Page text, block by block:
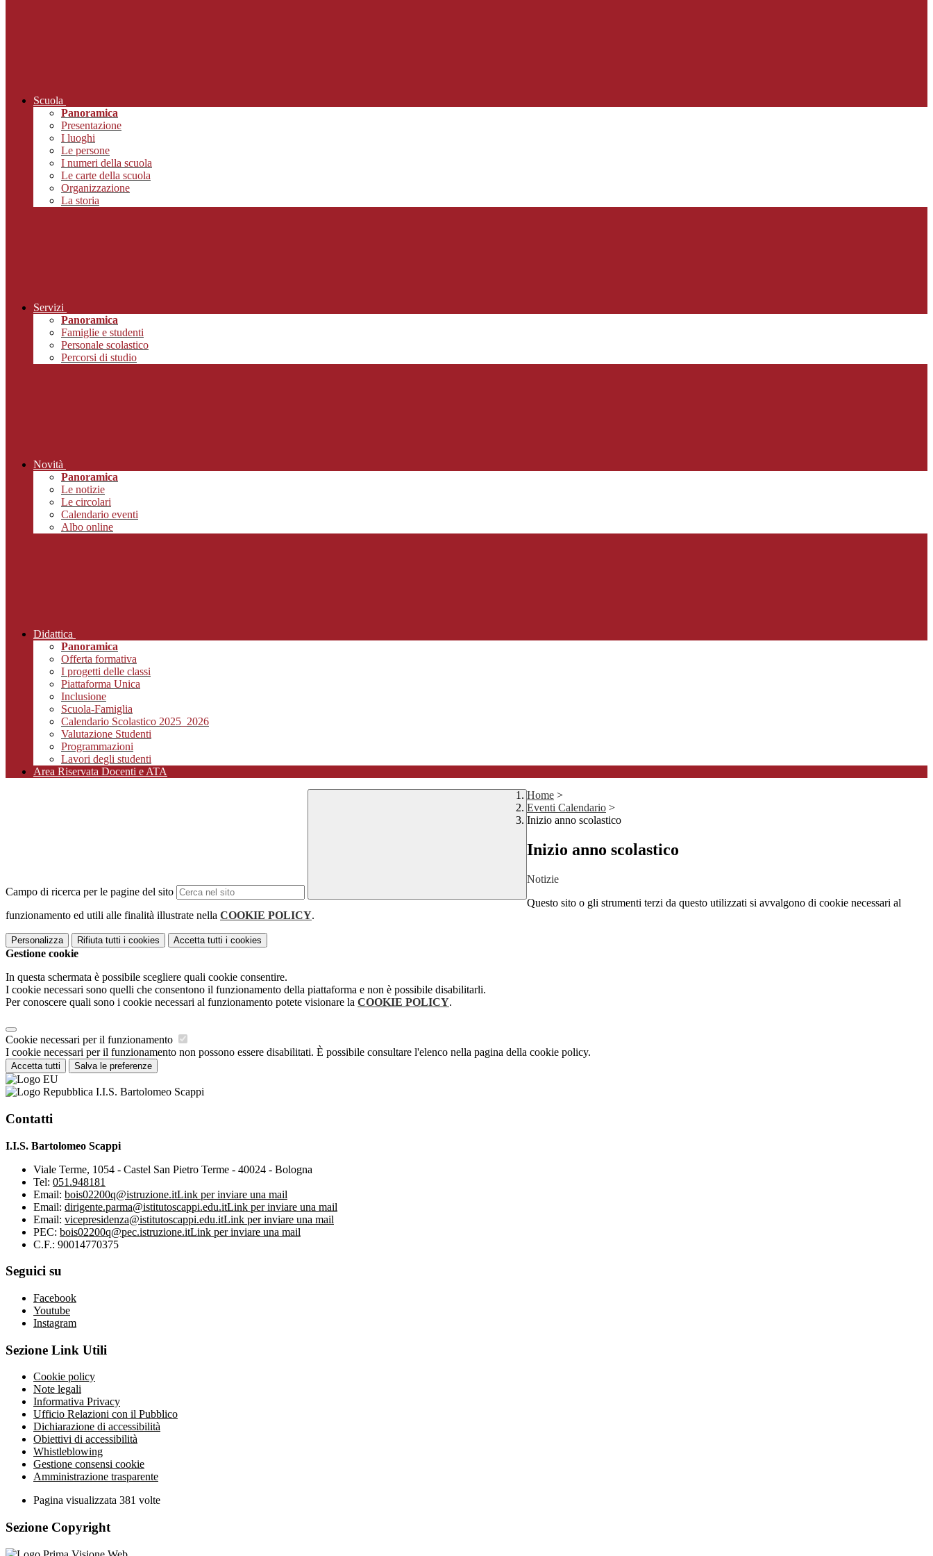
Scuola
Panoramica
Presentazione
I luoghi
Le persone
I numeri della scuola
Le carte della scuola
Organizzazione
La storia
Servizi
Panoramica
Famiglie e studenti
Personale scolastico
Percorsi di studio
Novità
Panoramica
Le notizie
Le circolari
Calendario eventi
Albo online
Didattica
Panoramica
Offerta formativa
I progetti delle classi
Piattaforma Unica
Inclusione
Scuola-Famiglia
Calendario Scolastico 2025_2026
Valutazione Studenti
Programmazioni
Lavori degli studenti
Area Riservata Docenti e ATA
Campo di ricerca per le pagine del sito
Home >
Eventi Calendario >
Inizio anno scolastico
Inizio anno scolastico
Notizie
Questo sito o gli strumenti terzi da questo utilizzati si avvalgono di cookie necessari al
funzionamento ed utili alle finalità illustrate nella COOKIE POLICY.
Personalizza Rifiuta tutti i cookies Accetta tutti i cookies
Gestione cookie
In questa schermata è possibile scegliere quali cookie consentire.
I cookie necessari sono quelli che consentono il funzionamento della piattaforma e non è possibile disabilitarli.
Per conoscere quali sono i cookie necessari al funzionamento potete visionare la COOKIE POLICY.
Cookie necessari per il funzionamento
I cookie necessari per il funzionamento non possono essere disabilitati. È possibile consultare l'elenco nella pagina della cookie policy.
Accetta tutti Salva le preferenze
I.I.S. Bartolomeo Scappi
Contatti
I.I.S. Bartolomeo Scappi
Viale Terme, 1054 - Castel San Pietro Terme - 40024 - Bologna
Tel: 051.948181
Email: bois02200q@istruzione.itLink per inviare una mail
Email: dirigente.parma@istitutoscappi.edu.itLink per inviare una mail
Email: vicepresidenza@istitutoscappi.edu.itLink per inviare una mail
PEC: bois02200q@pec.istruzione.itLink per inviare una mail
C.F.: 90014770375
Seguici su
Facebook
Youtube
Instagram
Sezione Link Utili
Cookie policy
Note legali
Informativa Privacy
Ufficio Relazioni con il Pubblico
Dichiarazione di accessibilità
Obiettivi di accessibilità
Whistleblowing
Gestione consensi cookie
Amministrazione trasparente
Pagina visualizzata 381 volte
Sezione Copyright